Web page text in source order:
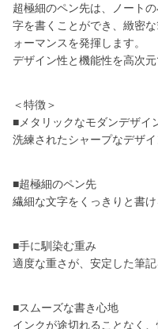
超極細のペン先は、ノート
字を書くことができ、緻密
ォーマンスを発揮します。
デザイン性と機能性を高次
＜特徴＞
■メタリックなモダンデザイ
洗練されたシャープなデザ
■超極細のペン先
繊細な文字をくっきりと書
■手に馴染む重み
適度な重さが、安定した筆記
■スムーズな書き心地
インクが途切れることなく